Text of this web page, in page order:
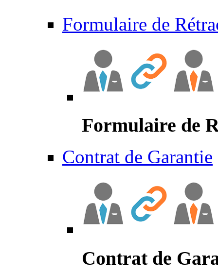
Formulaire de
Formulaire de
Contrat de Garantie
Contrat de